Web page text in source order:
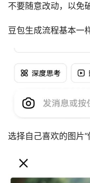
不要随意改动，以免
豆包生成流程基本一
选择自己喜欢的图片“